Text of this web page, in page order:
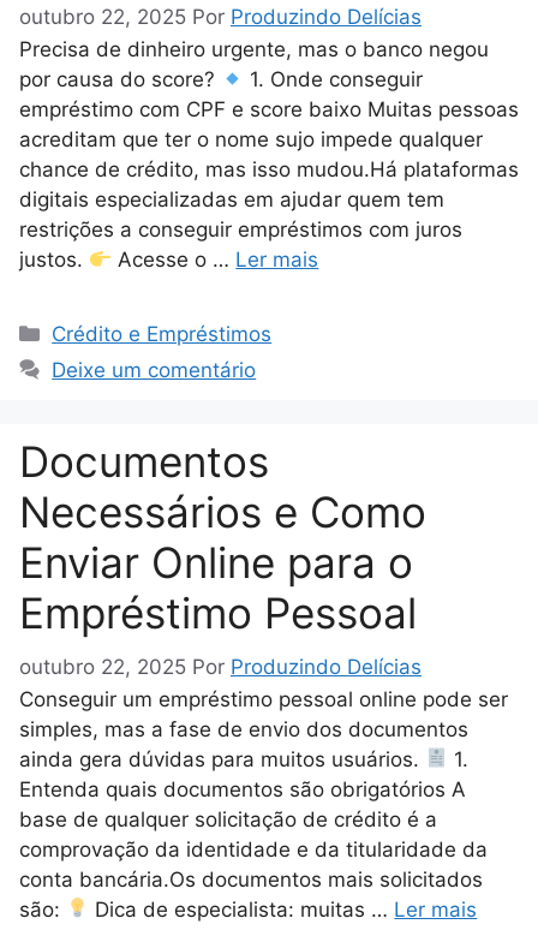
outubro 22, 2025 Por Produzindo Delícias
Precisa de dinheiro urgente, mas o banco negou
por causa do score?
1. Onde conseguir
empréstimo com CPF e score baixo Muitas pessoas
acreditam que ter o nome sujo impede qualquer
chance de crédito, mas isso mudou.Há plataformas
digitais especializadas em ajudar quem tem
restrições a conseguir empréstimos com juros
justos.
Acesse o … Ler mais
Categorias
Crédito e Empréstimos
Deixe um comentário
Documentos
Necessários e Como
Enviar Online para o
Empréstimo Pessoal
outubro 22, 2025 Por Produzindo Delícias
Conseguir um empréstimo pessoal online pode ser
simples, mas a fase de envio dos documentos
ainda gera dúvidas para muitos usuários.
1.
Entenda quais documentos são obrigatórios A
base de qualquer solicitação de crédito é a
comprovação da identidade e da titularidade da
conta bancária.Os documentos mais solicitados
são:
Dica de especialista: muitas … Ler mais